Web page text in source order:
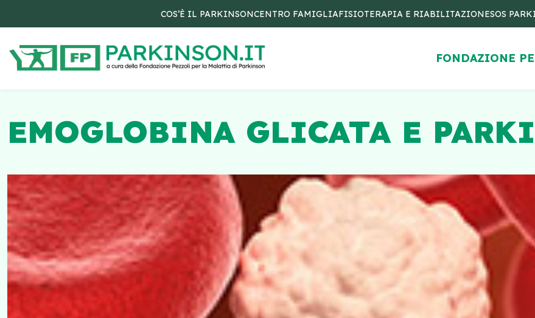
COS’È IL PARKINSONCENTRO FAMIGLIAFISIOTERAPIA E RIABILITAZIONESOS
FONDAZIONE
EMOGLOBINA GLICATA E